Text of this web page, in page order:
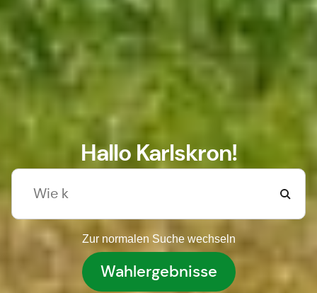
Hallo Karlskron!
Zur normalen Suche wechseln
Wahlergebnisse